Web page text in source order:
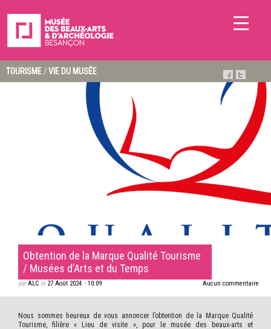
TOURISME /VIE DU MUSÉE
Obtention de la Marque Qualité Tourisme
/ Musées d’Arts et du Temps
parALC le 27 Août 2024 • 10:09 Aucun commentaire
Nous sommes heureux de vous annoncer l’obtention de la Marque Qualité
Tourisme, filière « Lieu de visite », pour le musée des beaux-arts et